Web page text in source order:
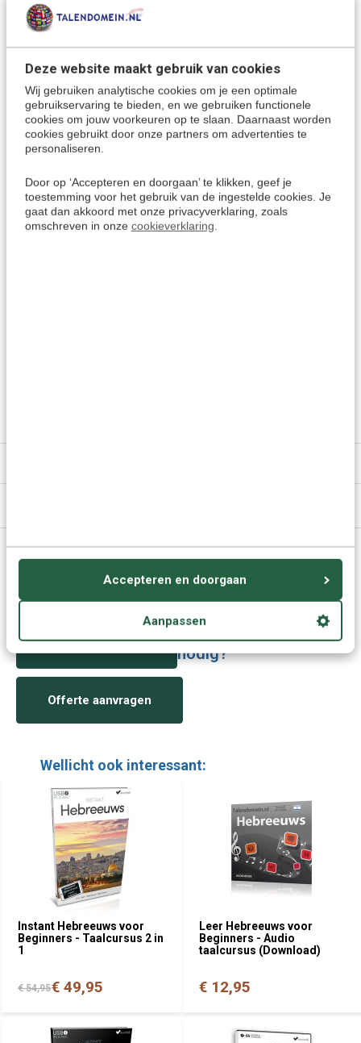
Deze website maakt gebruik van cookies
Wij gebruiken analytische cookies om je een optimale
gebruikservaring te bieden, en we gebruiken functionele
cookies om jouw voorkeuren op te slaan. Daarnaast worden
cookies gebruikt door onze partners om advertenties te
personaliseren.
Door op ‘Accepteren en doorgaan’ te klikken, geef je
toestemming voor het gebruik van de ingestelde cookies. Je
gaat dan akkoord met onze privacyverklaring, zoals
omschreven in onze cookieverklaring.
Accepteren en doorgaan
Aanpassen
Deze taalgids is een ideaal hulpmiddel bij het leren van de
Nederlands-Hebreeuwsom eigen zinnen te maken.
De Hebreeuwse taal:
Ivriet
genoemd. Hebreeuws is de hedendaagse taal in
Israël.
Het spreken van modern Hebreeuws helpt je ook om veel
van het bijbels Hebreeuws te begrijpen.
Vragen of advies nodig?
Neem contact op
nodig?
Offerte aanvragen
Wellicht ook interessant:
Instant Hebreeuws voor
Beginners - Taalcursus 2 in
1
€ 54,95€ 49,95
Leer Hebreeuws voor
Beginners - Audio
taalcursus (Download)
€ 12,95